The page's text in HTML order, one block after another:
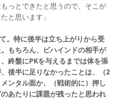
っとできたと思うので、そこが
と思います」
。特に後半は立ち上がりから受
もちろん、ビハインドの相手が
終盤にPKを与えるまでは体を張
後半に足りなかったことは、（2
ンタル面か、（戦術的に）押し
あたりに課題が残ったと思われ